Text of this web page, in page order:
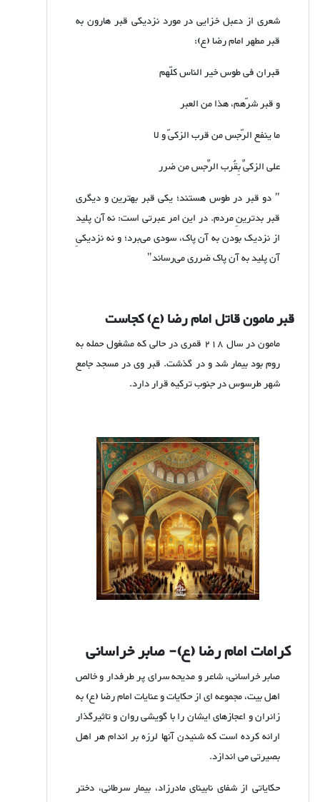
شعری از دعبل خزایی در مورد نزدیکی قبر هارون به
قبر مطهر امام رضا (ع):
قبران فی طوس خير الناس كلّهم
و قبر شرّهم، هذا من العبر
ما ينفع الرّجس من قرب الزكیّ و لا
على الزکیِّ بِقُرب الرِّجس من ضرر
" دو قبر در طوس هستند؛ یکی قبر بهترین و دیگری
قبر بدترینِ مردم. در این امر عبرتی است: نه آن پلید
از نزدیک بودن به آن پاک، سودی می‌برد؛ و نه نزدیکیِ
آن پلید به آن پاک ضرری می‌رساند"
قبر مامون قاتل امام رضا (ع) کجاست
مامون در سال 218 قمری در حالی که مشغول حمله به
روم بود بیمار شد و در گذشت. قبر وی در مسجد جامع
شهر طرسوس در جنوب ترکیه قرار دارد.
کرامات امام رضا (ع)- صابر خراسانی
صابر خراسانی، شاعر و مدیحه سرای پر طرفدار و خالص
اهل بیت، مجموعه ای از حکایات و عنایات امام رضا (ع) به
زائران و اعجازهای ایشان را با گویشی روان و تاثیرگذار
ارائه کرده است که شنیدن آنها لرزه بر اندام هر اهل
بصیرتی می اندازد.
حکایاتی از شفای نابینای مادرزاد، بیمار سرطانی، دختر